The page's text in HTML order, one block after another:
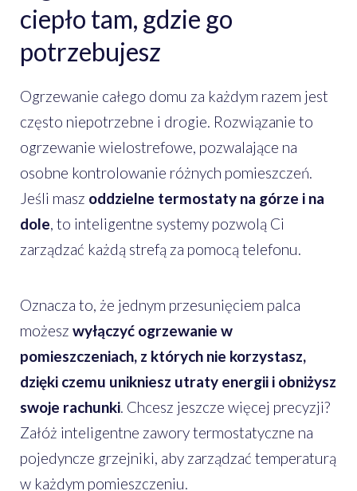
ciepło tam, gdzie go
potrzebujesz
Ogrzewanie całego domu za każdym razem jest
często niepotrzebne i drogie. Rozwiązanie to
ogrzewanie wielostrefowe, pozwalające na
osobne kontrolowanie różnych pomieszczeń.
Jeśli masz oddzielne termostaty na górze i na
dole , to inteligentne systemy pozwolą Ci
zarządzać każdą strefą za pomocą telefonu.
Oznacza to, że jednym przesunięciem palca
możesz wyłączyć ogrzewanie w
pomieszczeniach, z których nie korzystasz,
dzięki czemu unikniesz utraty energii i obniżysz
swoje rachunki . Chcesz jeszcze więcej precyzji?
Załóż inteligentne zawory termostatyczne na
pojedyncze grzejniki, aby zarządzać temperaturą
w każdym pomieszczeniu.